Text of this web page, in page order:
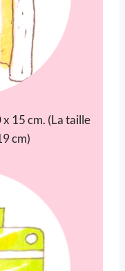
15 cm. (La taille
cm)